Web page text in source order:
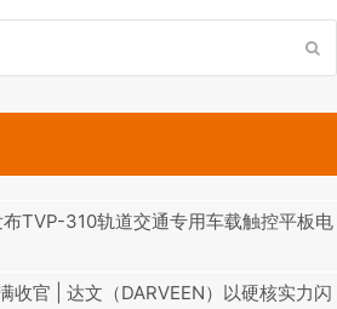
TVP-310轨道交通专用车载触控平板电
收官 | 达文（DARVEEN）以硬核实力闪